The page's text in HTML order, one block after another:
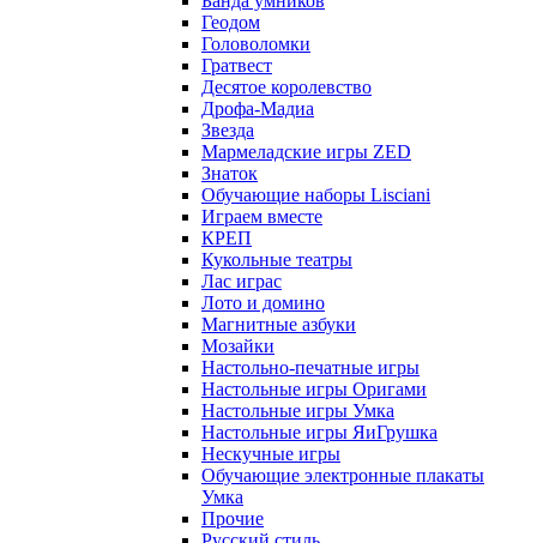
Геодом
Головоломки
Гратвест
Десятое королевство
Дрофа-Мадиа
Звезда
Мармеладские игры ZED
Знаток
Обучающие наборы Lisciani
Играем вместе
КРЕП
Кукольные театры
Лас играс
Лото и домино
Магнитные азбуки
Мозайки
Настольно-печатные игры
Настольные игры Оригами
Настольные игры Умка
Настольные игры ЯиГрушка
Нескучные игры
Обучающие электронные плакаты
Умка
Прочие